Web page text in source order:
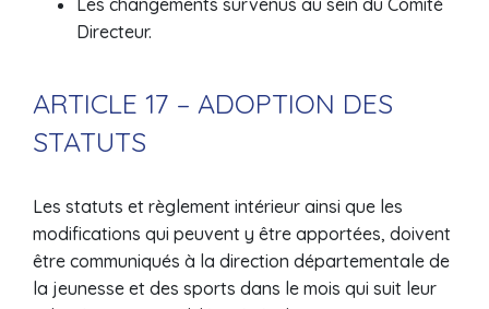
Les changements survenus au sein du Comité
Directeur.
ARTICLE 17 – ADOPTION DES
STATUTS
Les statuts et règlement intérieur ainsi que les
modifications qui peuvent y être apportées, doivent
être communiqués à la direction départementale de
la jeunesse et des sports dans le mois qui suit leur